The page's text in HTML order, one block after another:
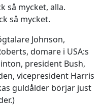
så mycket, alla.
så mycket.
Johnson,
domare i USA:s
president Bush,
vicepresident Harris
guldålder börjar just